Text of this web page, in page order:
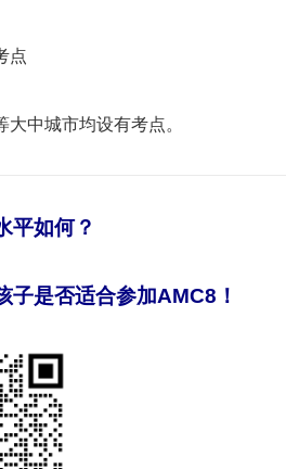
点
中城市均设有考点。
平如何？
是否适合参加AMC8！